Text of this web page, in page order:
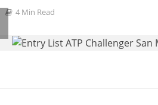
4 Min Read